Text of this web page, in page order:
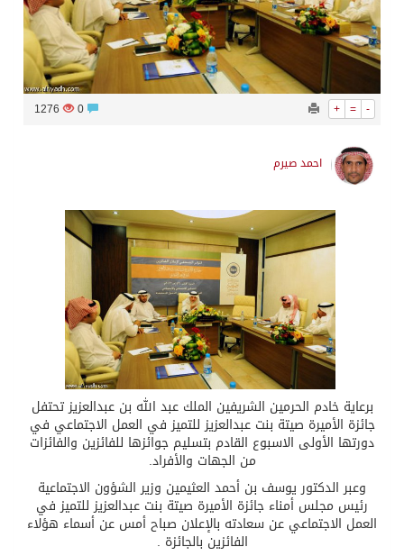
+ = -
1276
احمد صيرم
برعاية خادم الحرمين الشريفين الملك عبد الله بن عبدالعزيز تحتفل
جائزة الأميرة صيتة بنت عبدالعزيز للتميز في العمل الاجتماعي في
دورتها الأولى الاسبوع القادم بتسليم جوائزها للفائزين والفائزات
من الجهات والأفراد.
وعبر الدكتور يوسف بن أحمد العثيمين وزير الشؤون الاجتماعية
رئيس مجلس أمناء جائزة الأميرة صيتة بنت عبدالعزيز للتميز في
العمل الاجتماعي عن سعادته بالإعلان صباح أمس عن أسماء هؤلاء
الفائزين بالجائزة .